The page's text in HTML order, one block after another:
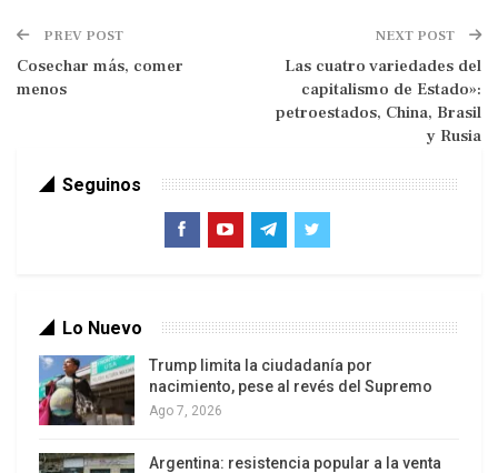
deteriorándose. De acuerdo con el informe
Tendencias Mundiales del Empleo 2012 de la OIT,
uno de cada tres trabajadores –unos mil 100
años para erradicar la pobreza extrema. A lo largo
de la próxima década, necesitamos crear 600
millones de empleos: 200 millones para los
desempleados de hoy y otros 400 para aquellos
que entrarán en el mercado laboral.
PREV POST
Cosechar más, comer
menos
NEXT POST
Las cuatro variedades del
capitalismo de Estado»:
petroestados, China, Brasil
y Rusia
Seguinos
Lo Nuevo
Trump limita la ciudadanía por
nacimiento, pese al revés del Supremo
Ago 7, 2026
Argentina: resistencia popular a la venta